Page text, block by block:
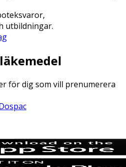
utbildningar.
för dig som vill prenumerera